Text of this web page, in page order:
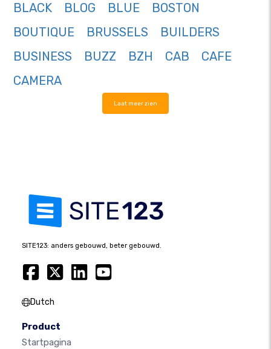
BLACK
BLOG BLUE
BOSTON
BOUTIQUE
BRUSSELS
BUILDERS
BUSINESS
BUZZ BZH CAB
CAFE
CAMERA
Laat meer zien
SITE123: anders gebouwd, beter gebouwd.
Dutch
Product
Startpagina